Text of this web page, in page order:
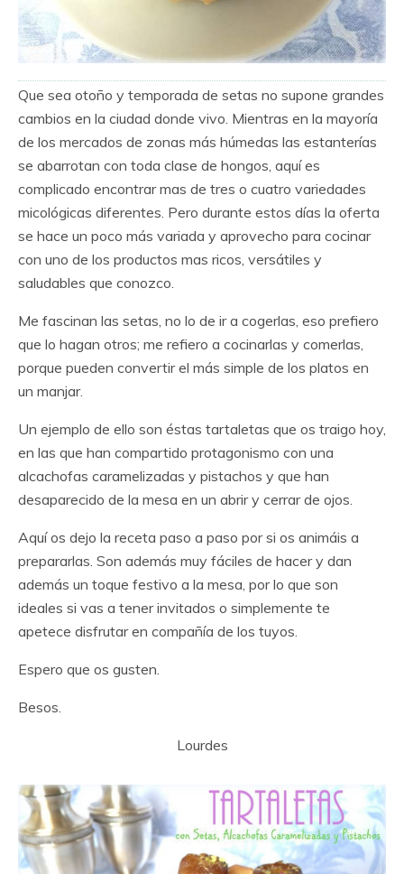
Que sea otoño y temporada de setas no supone grandes
cambios en la ciudad donde vivo. Mientras en la mayoría
de los mercados de zonas más húmedas las estanterías
se abarrotan con toda clase de hongos, aquí es
complicado encontrar mas de tres o cuatro variedades
micológicas diferentes. Pero durante estos días la oferta
se hace un poco más variada y aprovecho para cocinar
con uno de los productos mas ricos, versátiles y
saludables que conozco.
Me fascinan las setas, no lo de ir a cogerlas, eso prefiero
que lo hagan otros; me refiero a cocinarlas y comerlas,
porque pueden convertir el más simple de los platos en
un manjar.
Un ejemplo de ello son éstas tartaletas que os traigo hoy,
en las que han compartido protagonismo con una
alcachofas caramelizadas y pistachos y que han
desaparecido de la mesa en un abrir y cerrar de ojos.
Aquí os dejo la receta paso a paso por si os animáis a
prepararlas. Son además muy fáciles de hacer y dan
además un toque festivo a la mesa, por lo que son
ideales si vas a tener invitados o simplemente te
apetece disfrutar en compañía de los tuyos.
Espero que os gusten.
Besos.
Lourdes